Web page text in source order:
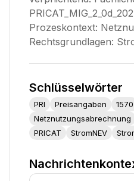
Prozeskontext:
Rechtsgrundlagen:
Schlüsselwörter
PRI Preisangaben
1570
Netznutzungsabrechnung
PRICAT
StromNEV